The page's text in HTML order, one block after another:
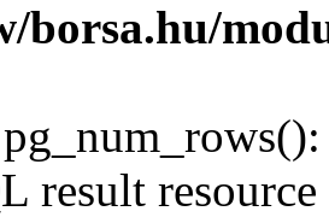
borsa.hu/
result